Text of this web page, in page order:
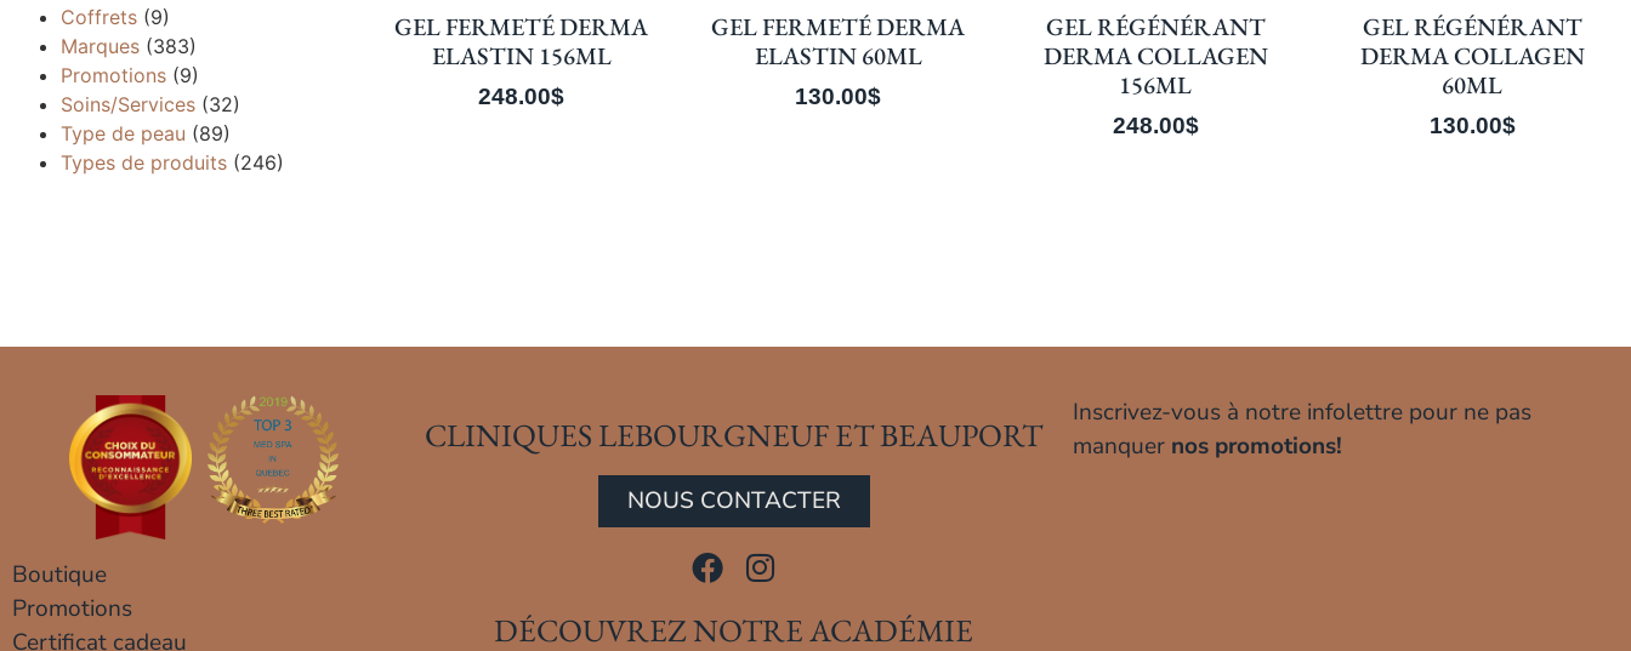
Coffrets (9)
Marques (383)
Promotions (9)
Soins/Services (32)
Type de peau (89)
Types de produits (246)
GEL FERMETÉ DERMA
ELASTIN 156ML
248.00$
GEL FERMETÉ DERMA
ELASTIN 60ML
130.00$
GEL RÉGÉNÉRANT
DERMA COLLAGEN
156ML
248.00$
GEL RÉGÉNÉRANT
DERMA COLLAGEN
60ML
130.00$
Boutique
Promotions
Certificat cadeau
CLINIQUES LEBOURGNEUF ET BEAUPORT
NOUS CONTACTER
DÉCOUVREZ NOTRE ACADÉMIE
Inscrivez-vous à notre infolettre pour ne pas
manquer nos promotions!